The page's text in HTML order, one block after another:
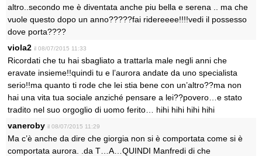
altro..secondo me è diventata anche piu bella e serena .. ma che
vuole questo dopo un anno?????fai ridereeee!!!!vedi il possesso
dove porta????
viola2 il 08/07/2015 11:33
Ricordati che tu hai sbagliato a trattarla male negli anni che
eravate insieme!!quindi tu e l’aurora andate da uno specialista
serio!!ma quanto ti rode che lei stia bene con un’altro??ma non
hai una vita tua sociale anziché pensare a lei??povero…e stato
tradito nel suo orgoglio di uomo ferito… hihi hihi hihi hihi
vaneroby il 08/07/2015 11:29
Ma c’è anche da dire che giorgia non si è comportata come si è
comportata aurora. .da T…A…QUINDI Manfredi di che